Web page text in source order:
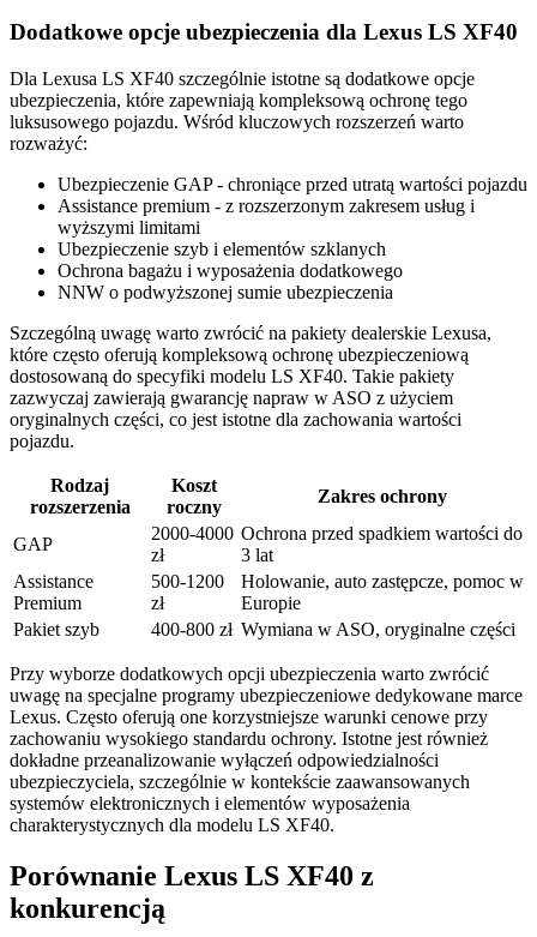
Dodatkowe opcje ubezpieczenia dla Lexus LS XF40
Dla Lexusa LS XF40 szczególnie istotne są dodatkowe opcje
ubezpieczenia, które zapewniają kompleksową ochronę tego
luksusowego pojazdu. Wśród kluczowych rozszerzeń warto
rozważyć:
Ubezpieczenie GAP - chroniące przed utratą wartości pojazdu
Assistance premium - z rozszerzonym zakresem usług i
wyższymi limitami
Ubezpieczenie szyb i elementów szklanych
Ochrona bagażu i wyposażenia dodatkowego
NNW o podwyższonej sumie ubezpieczenia
Szczególną uwagę warto zwrócić na pakiety dealerskie Lexusa,
które często oferują kompleksową ochronę ubezpieczeniową
dostosowaną do specyfiki modelu LS XF40. Takie pakiety
zazwyczaj zawierają gwarancję napraw w ASO z użyciem
oryginalnych części, co jest istotne dla zachowania wartości
pojazdu.
Rodzaj
rozszerzenia
Koszt
roczny
Zakres ochrony
GAP
2000-4000
zł
Ochrona przed spadkiem wartości do
3 lat
Assistance
Premium
500-1200
zł
Holowanie, auto zastępcze, pomoc w
Europie
Pakiet szyb
400-800 zł Wymiana w ASO, oryginalne części
Przy wyborze dodatkowych opcji ubezpieczenia warto zwrócić
uwagę na specjalne programy ubezpieczeniowe dedykowane marce
Lexus. Często oferują one korzystniejsze warunki cenowe przy
zachowaniu wysokiego standardu ochrony. Istotne jest również
dokładne przeanalizowanie wyłączeń odpowiedzialności
ubezpieczyciela, szczególnie w kontekście zaawansowanych
systemów elektronicznych i elementów wyposażenia
charakterystycznych dla modelu LS XF40.
Porównanie Lexus LS XF40 z
konkurencją